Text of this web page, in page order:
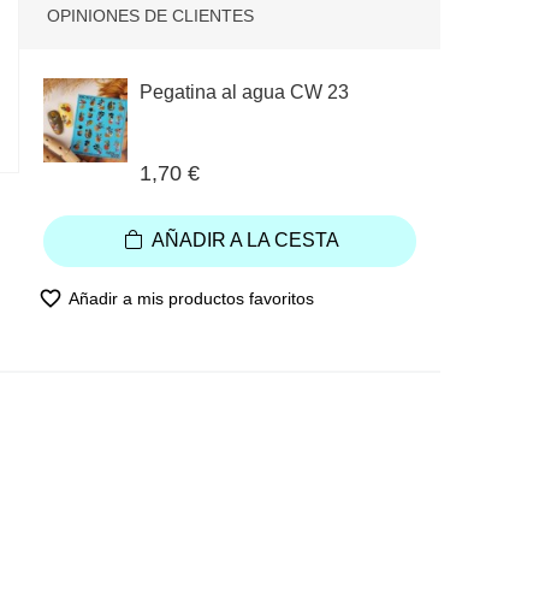
OPINIONES DE CLIENTES
Pegatina al agua CW 23
1,70 €
AÑADIR A LA CESTA
favorite_border Añadir a mis productos favoritos